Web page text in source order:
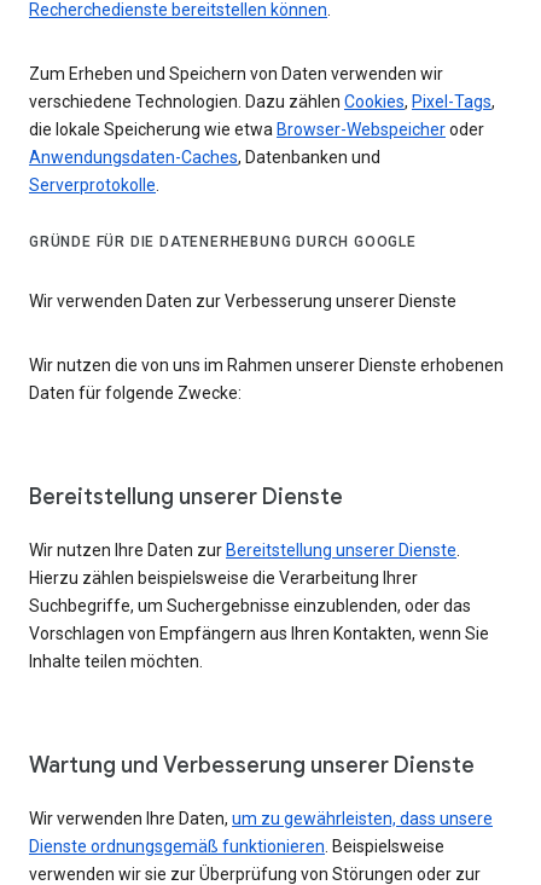
Recherchedienste bereitstellen können.
Zum Erheben und Speichern von Daten verwenden wir
verschiedene Technologien. Dazu zählen Cookies, Pixel-Tags,
die lokale Speicherung wie etwa Browser-Webspeicheroder
Anwendungsdaten-Caches, Datenbanken und
Serverprotokolle.
GRÜNDE FÜR DIE DATENERHEBUNG DURCH GOOGLE
Wir verwenden Daten zur Verbesserung unserer Dienste
Wir nutzen die von uns im Rahmen unserer Dienste erhobenen
Daten für folgende Zwecke:
Bereitstellung unserer Dienste
Wir nutzen Ihre Daten zur Bereitstellung unserer Dienste
Hierzu zählen beispielsweise die Verarbeitung Ihrer
Suchbegriffe, um Suchergebnisse einzublenden, oder das
Vorschlagen von Empfängern aus Ihren Kontakten, wenn Sie
Inhalte teilen möchten.
Wartung und Verbesserung unserer Dienste
Wir verwenden Ihre Daten, um zu gewährleisten, dass unsere
Dienste ordnungsgemäß funktionieren . Beispielsweise
verwenden wir sie zur Überprüfung von Störungen oder zur